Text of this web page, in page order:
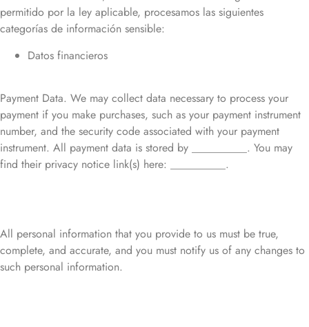
permitido por la ley aplicable, procesamos las siguientes
categorías de información sensible:
Datos financieros
Payment Data. We may collect data necessary to process your
payment if you make purchases, such as your payment instrument
number, and the security code associated with your payment
instrument. All payment data is stored by __________. You may
find their privacy notice link(s) here: __________.
All personal information that you provide to us must be true,
complete, and accurate, and you must notify us of any changes to
such personal information.